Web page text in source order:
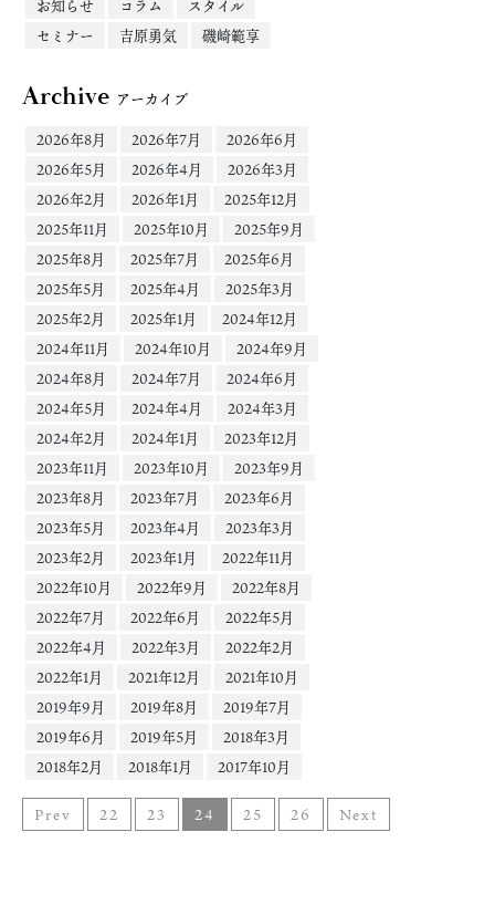
お知らせ
コラム
スタイル
セミナー
吉原勇気 磯崎範享
Archive アーカイブ
2026年8月
2026年7月
2026年6月
2026年5月
2026年4月
2026年3月
2026年2月
2026年1月
2025年12月
2025年11月
2025年10月
2025年9月
2025年8月
2025年7月
2025年6月
2025年5月
2025年4月
2025年3月
2025年2月
2025年1月
2024年12月
2024年11月
2024年10月
2024年9月
2024年8月
2024年7月
2024年6月
2024年5月
2024年4月
2024年3月
2024年2月
2024年1月
2023年12月
2023年11月
2023年10月
2023年9月
2023年8月
2023年7月
2023年6月
2023年5月
2023年4月
2023年3月
2023年2月
2023年1月
2022年11月
2022年10月
2022年9月
2022年8月
2022年7月
2022年6月
2022年5月
2022年4月
2022年3月
2022年2月
2022年1月
2021年12月
2021年10月
2019年9月
2019年8月
2019年7月
2019年6月
2019年5月
2018年3月
2018年2月
2018年1月 2017年10月
Prev 22 23 24 25 26 Next